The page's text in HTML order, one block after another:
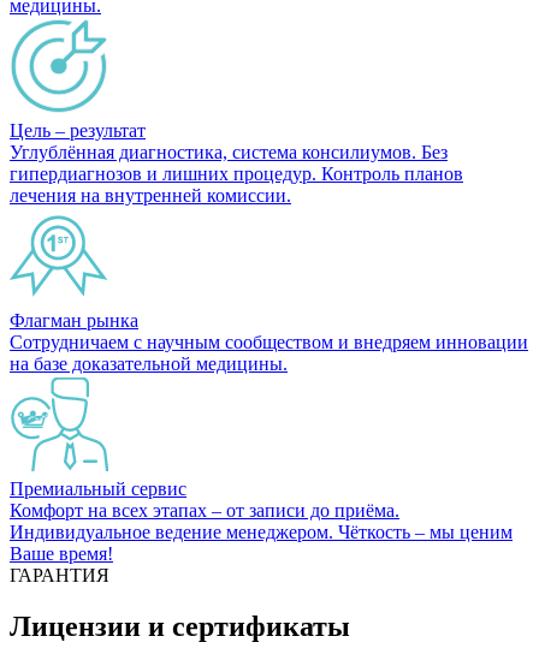
медицины.
Цель – результат
Углублённая диагностика, система консилиумов. Без
гипердиагнозов и лишних процедур. Контроль планов
лечения на внутренней комиссии.
Флагман рынка
Сотрудничаем с научным сообществом и внедряем инновации
на базе доказательной медицины.
Премиальный сервис
Комфорт на всех этапах – от записи до приёма.
Индивидуальное ведение менеджером. Чёткость – мы ценим
Ваше время!
ГАРАНТИЯ
Лицензии и сертификаты